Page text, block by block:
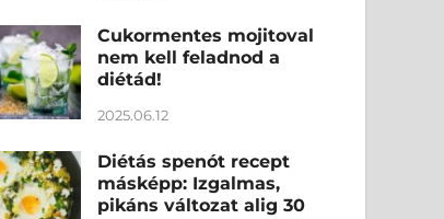
Cukormentes mojitoval
nem kell feladnod a
diétád!
2025.06.12
Diétás spenót recept
másképp: Izgalmas,
pikáns változat alig 30